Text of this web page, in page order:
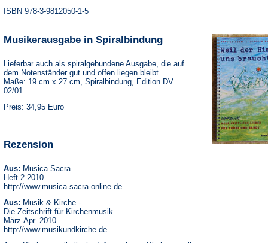
ISBN 978-3-9812050-1-5
Musikerausgabe in Spiralbindung
Lieferbar auch als spiralgebundene Ausgabe, die auf
dem Notenständer gut und offen liegen bleibt.
Maße: 19 cm x 27 cm, Spiralbindung, Edition DV
02/01.
Preis: 34,95 Euro
Rezension
Aus: Musica Sacra(Öffnet
einem
neuen
Tab)
Heft 2 2010
http://www.musica-sacra-online.de(Öffnet
Aus: Musik & Kirche(Öffnet
in
neuen
Tab)
-
Die Zeitschrift für Kirchenmusik
März-Apr. 2010
http://www.musikundkirche.de(Öffnet